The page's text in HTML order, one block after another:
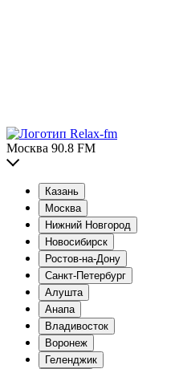
Москва 90.8 FM
Казань
Москва
Нижний Новгород
Новосибирск
Ростов-на-Дону
Санкт-Петербург
Алушта
Анапа
Владивосток
Воронеж
Геленджик